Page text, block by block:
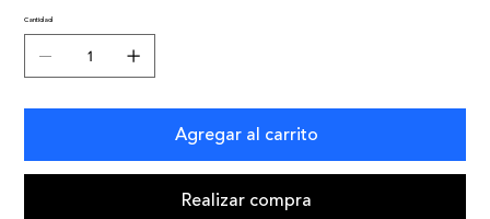
Cantidad
Agregar al carrito
Realizar compra